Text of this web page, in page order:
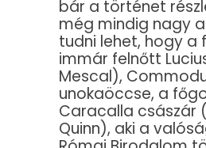
bár a történet
még mindig nagy
tudni lehet, hogy a
immár felnőtt
Mescal),
unokaöccse, a
Caracalla császár
Quinn), aki a